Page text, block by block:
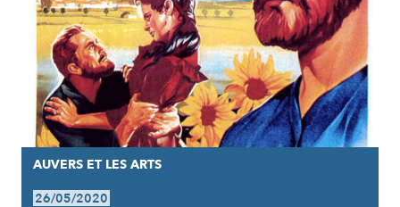
AUVERS ET LES ARTS
26/05/2020